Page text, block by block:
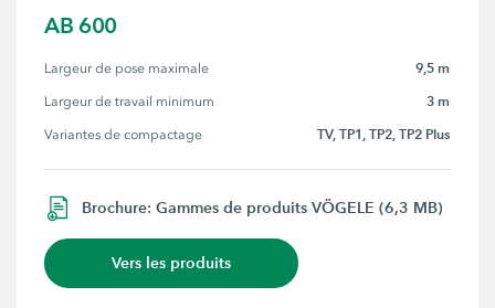
AB 600
Largeur de pose maximale 9,5 m
Largeur de travail minimum 3 m
Variantes de compactage TV, TP1, TP2, TP2 Plus
Brochure: Gammes de produits VÖGELE (6,3 MB)
Vers les produits